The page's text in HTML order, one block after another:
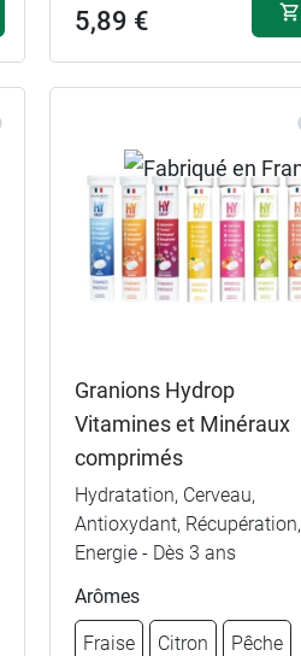
5,89 €
Granions Hydrop
Vitamines et Minéraux
comprimés
Hydratation, Cerveau,
Antioxydant, Récupération,
Energie - Dès 3 ans
Arômes
Fraise Citron Pêche